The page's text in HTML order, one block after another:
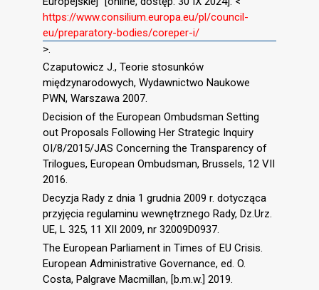
https://www.consilium.europa.eu/pl/council-
eu/preparatory-bodies/coreper-i/
>.
Czaputowicz J., Teorie stosunków
międzynarodowych, Wydawnictwo Naukowe
PWN, Warszawa 2007.
Decision of the European Ombudsman Setting
out Proposals Following Her Strategic Inquiry
OI/8/2015/JAS Concerning the Transparency of
Trilogues, European Ombudsman, Brussels, 12 VII
2016.
Decyzja Rady z dnia 1 grudnia 2009 r. dotycząca
przyjęcia regulaminu wewnętrznego Rady, Dz.Urz.
UE, L 325, 11 XII 2009, nr 32009D0937.
The European Parliament in Times of EU Crisis.
European Administrative Governance, ed. O.
Costa, Palgrave Macmillan, [b.m.w.] 2019.